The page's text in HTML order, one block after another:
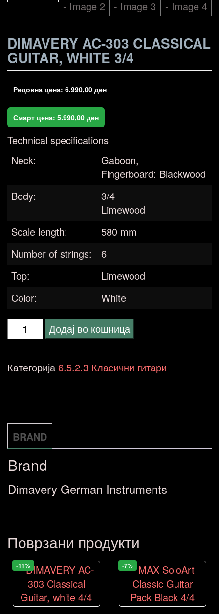
DIMAVERY AC-303 CLASSICAL
GUITAR, WHITE 3/4
Редовна цена: 6.990,00 ден
Смарт цена: 5.990,00 ден
Technical specifications
Neck:
Gaboon,
Fingerboard: Blackwood
Body:
3/4
Limewood
Scale length:
580 mm
Number of strings:
6
Top:
Limewood
Color:
White
DIMAVERY
303
3/4
количина
Додај во кошница
Категорија6.5.2.3 Класични гитари
BRAND
Brand
Dimavery German Instruments
Поврзани продукти
-11% -7%